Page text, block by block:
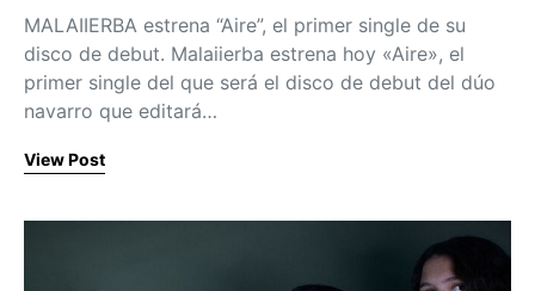
MALAIIERBA estrena “Aire”, el primer single de su
disco de debut. Malaiierba estrena hoy «Aire», el
primer single del que será el disco de debut del dúo
navarro que editará…
View Post